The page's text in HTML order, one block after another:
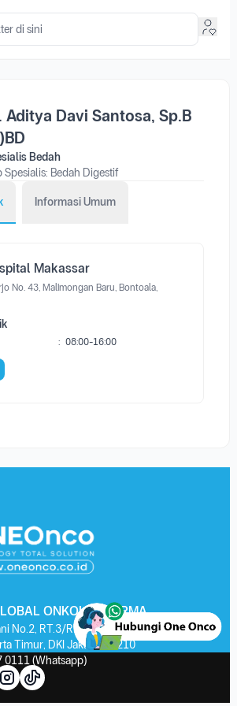
Aditya Davi Santosa, Sp.B
Bedah
Spesialis: Bedah Digestif
Informasi Umum
Makassar
No. 43, Malimongan Baru, Bontoala,
: 08:00-16:00
ONKOLAB FARMA
No.2, RT.3/RW.13, Kayu Putih, Kec. Pulo
Timur, DKI Jakarta 13210
0111 (Whatsapp)